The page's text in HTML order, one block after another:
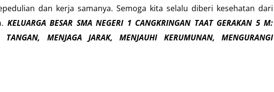
dan kerja samanya. Semoga kita selalu diberi kesehatan dari
KELUARGA BESAR SMA NEGERI 1 CANGKRINGAN TAAT GERAKAN 5 M:
MENJAGA JARAK, MENJAUHI KERUMUNAN, MENGURANGI